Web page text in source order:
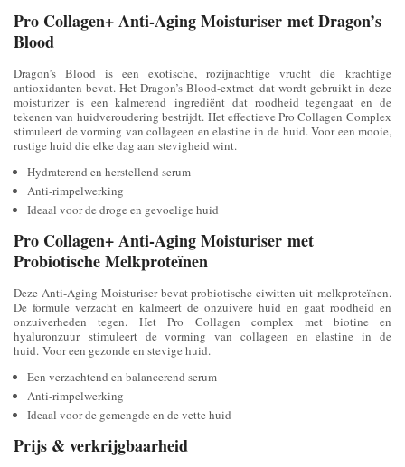
Pro Collagen+ Anti-Aging Moisturiser met Dragon’s
Blood
Dragon’s Blood is een exotische, rozijnachtige vrucht die krachtige
antioxidanten bevat. Het Dragon’s Blood-extract dat wordt gebruikt in deze
moisturizer is een kalmerend ingrediënt dat roodheid tegengaat en de
tekenen van huidveroudering bestrijdt. Het effectieve Pro Collagen Complex
stimuleert de vorming van collageen en elastine in de huid. Voor een mooie,
rustige huid die elke dag aan stevigheid wint.
Hydraterend en herstellend serum
Anti-rimpelwerking
Ideaal voor de droge en gevoelige huid
Pro Collagen+ Anti-Aging Moisturiser met
Probiotische Melkproteïnen
Deze Anti-Aging Moisturiser bevat probiotische eiwitten uit melkproteïnen.
De formule verzacht en kalmeert de onzuivere huid en gaat roodheid en
onzuiverheden tegen. Het Pro Collagen complex met biotine en
hyaluronzuur stimuleert de vorming van collageen en elastine in de
huid. Voor een gezonde en stevige huid.
Een verzachtend en balancerend serum
Anti-rimpelwerking
Ideaal voor de gemengde en de vette huid
Prijs & verkrijgbaarheid